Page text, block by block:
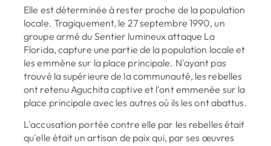
Elle est déterminée à rester proche de la population
locale. Tragiquement, le 27 septembre 1990, un
groupe armé du Sentier lumineux attaque La
Florida, capture une partie de la population locale et
les emmène sur la place principale. N'ayant pas
trouvé la supérieure de la communauté, les rebelles
ont retenu Aguchita captive et l'ont emmenée sur la
place principale avec les autres où ils les ont abattus.
L'accusation portée contre elle par les rebelles était
qu'elle était un artisan de paix qui, par ses œuvres